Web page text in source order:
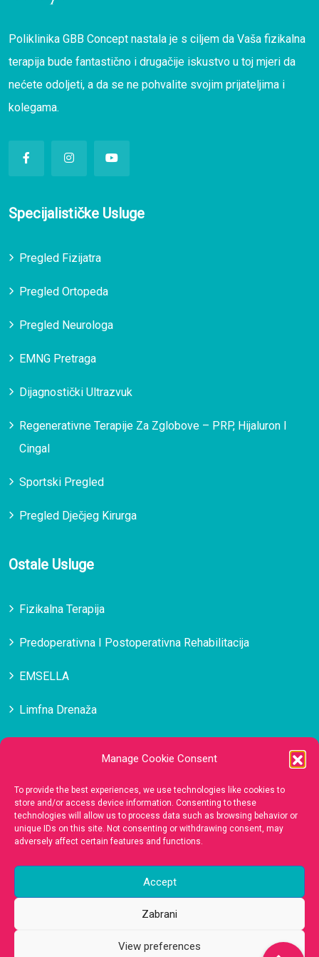
Manage Cookie Consent
To provide the best experiences, we use technologies like cookies to
store and/or access device information. Consenting to these
technologies will allow us to process data such as browsing behavior or
unique IDs on this site. Not consenting or withdrawing consent, may
adversely affect certain features and functions.
Accept
Zabrani
View preferences
Poliklinika GBB Concept nastala je s ciljem da Vaša fizikalna
terapija bude fantastično i drugačije iskustvo u toj mjeri da
nećete odoljeti, a da se ne pohvalite svojim prijateljima i
kolegama.
Specijalističke Usluge
Pregled Fizijatra
Pregled Ortopeda
Pregled Neurologa
EMNG Pretraga
Dijagnostički Ultrazvuk
Regenerativne Terapije Za Zglobove – PRP, Hijaluron I
Cingal
Sportski Pregled
Pregled Dječjeg Kirurga
Ostale Usluge
Fizikalna Terapija
Predoperativna I Postoperativna Rehabilitacija
EMSELLA
Limfna Drenaža
Kontakt
385 (0)98 136 0255
- Ulica Blage Zadre 14